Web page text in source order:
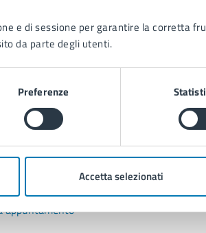
e di sessione per garantire la corretta
da parte degli utenti.
Preferenze
Accetta selezionati
il comune
domande frequenti
appuntamento